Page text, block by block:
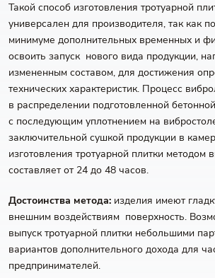
Такой способ изготовления тротуарной
универсален для производителя, так как
минимуме дополнительных временных и
освоить запуск нового вида продукции,
измененным составом, для достижения
технических характеристик. Процесс
в распределении подготовленной
с последующим уплотнением на
заключительной сушкой продукции в
изготовления тротуарной плитки методом
составляет от 24 до 48 часов.
Достоинства метода: изделия имеют
внешним воздействиям поверхность.
выпуск тротуарной плитки небольшими
вариантов дополнительного дохода для
предпринимателей.